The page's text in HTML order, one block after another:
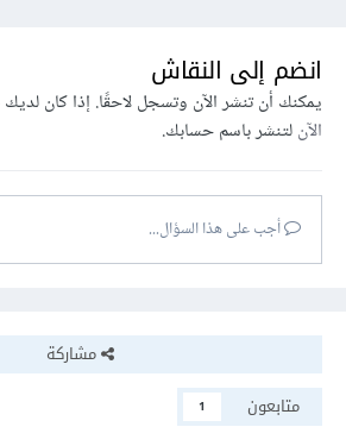
انضم إلى النقاش
يمكنك أن تنشر الآن وتسجل لاحقًا. إذا كان
الآنلتنشر باسم حسابك.
أجب على هذا السؤال...
مشاركة
متابعون
1